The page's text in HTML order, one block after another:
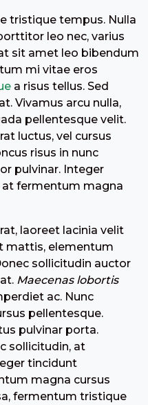
tristique tempus. Nulla
leo nec, varius
sit amet leo bibendum
mi vitae eros
a risus tellus. Sed
Vivamus arcu nulla,
pellentesque velit.
luctus, vel cursus
risus in nunc
pulvinar. Integer
fermentum magna
laoreet lacinia velit
mattis, elementum
sollicitudin auctor
Maecenas lobortis
ac. Nunc
pellentesque.
pulvinar porta.
sollicitudin, at
tincidunt
magna cursus
fermentum tristique